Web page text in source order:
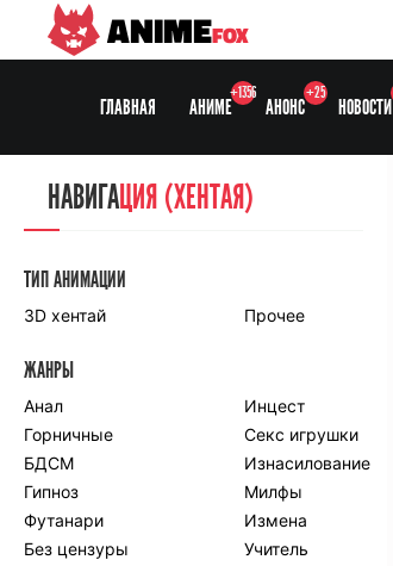
ANIMEFOX
ГЛАВНАЯ АНИМЕ
+1356
АНОНС
+25
НОВОСТИ
НАВИГАЦИЯ
СЕЗОНЫ
Anidub
Animedia
Kansai studio
Onibaku
Shiza project
ПО ЖАНРАМ
Комедия
Приключения
Романтика
Школа
НАВИГАЦИЯ (ХЕНТАЯ)
ТИП АНИМАЦИИ
3D хентай Прочее
ЖАНРЫ
Анал
Инцест
Горничные
Секс игрушки
БДСМ
Изнасилование
Гипноз
Милфы
Футанари
Измена
Без цензуры
Учитель